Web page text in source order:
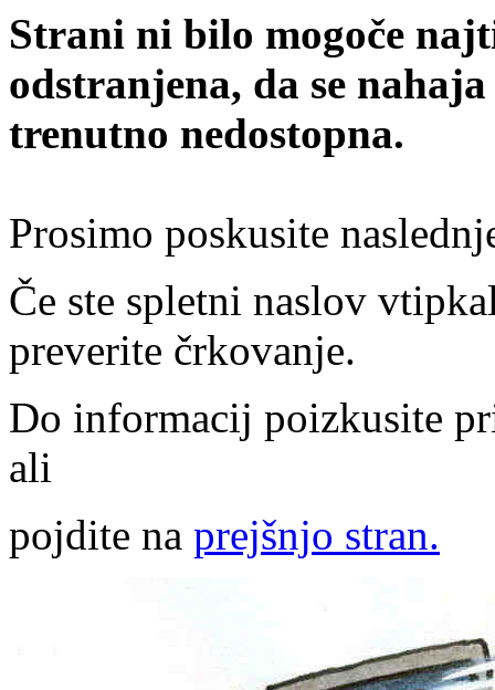
Strani ni bilo mogoče
odstranjena, da se
trenutno nedostopna.
Prosimo poskusite
Če ste spletni naslov
preverite črkovanje.
Do informacij poizkusite
ali
pojdite na prejšnjo stran.